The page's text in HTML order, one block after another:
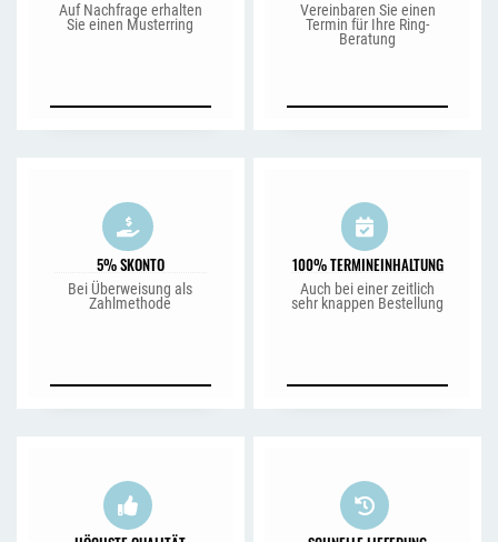
Auf Nachfrage erhalten
Sie einen Musterring
Vereinbaren Sie einen
Termin für Ihre Ring-
Beratung
5% SKONTO
Bei Überweisung als
Zahlmethode
100% TERMINEINHALTUNG
Auch bei einer zeitlich
sehr knappen Bestellung